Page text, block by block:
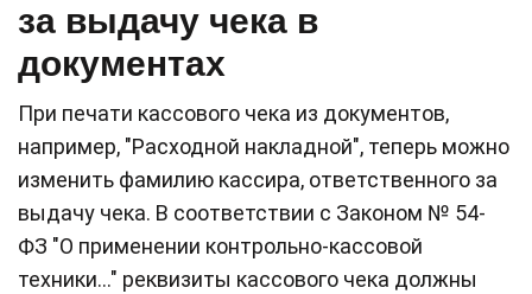
за выдачу чека в
документах
При печати кассового чека из документов,
например, "Расходной накладной", теперь можно
изменить фамилию кассира, ответственного за
выдачу чека. В соответствии с Законом № 54-
ФЗ "О применении контрольно-кассовой
техники…" реквизиты кассового чека должны